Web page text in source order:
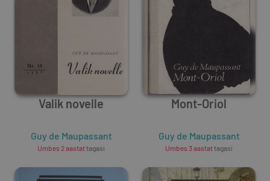
Valik novelle
Guy de Maupassant
Umbes 2 aastattagasi
Mont-Oriol
Guy de Maupassant
Umbes 3 aastattagasi